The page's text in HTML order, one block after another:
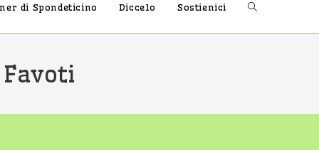
di Spondeticino Diccelo Sostienici Attiva/
ricerca